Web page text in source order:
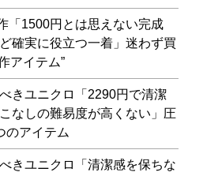
「1500円とは思えない完成
確実に役立つ一着」迷わず買
アイテム”
きユニクロ「2290円で清潔
なしの難易度が高くない」圧
のアイテム
きユニクロ「清潔感を保ちな